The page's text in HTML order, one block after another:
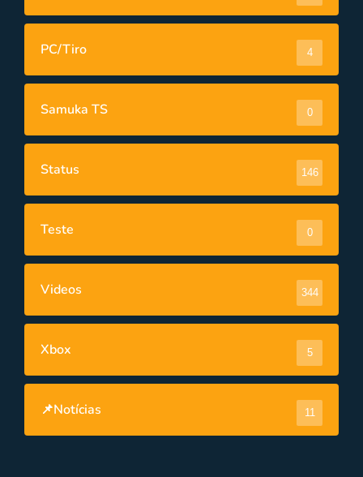
PC/Tiro 4
Samuka TS 0
Status 146
Teste 0
Videos 344
Xbox 5
📌Notícias 11